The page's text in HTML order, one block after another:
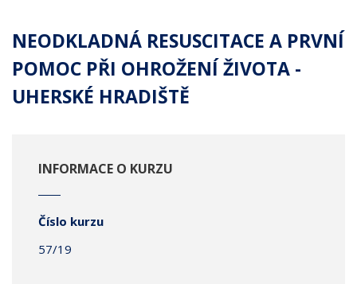
NEODKLADNÁ RESUSCITACE A PRVNÍ
POMOC PŘI OHROŽENÍ ŽIVOTA -
UHERSKÉ HRADIŠTĚ
INFORMACE O KURZU
Číslo kurzu
57/19